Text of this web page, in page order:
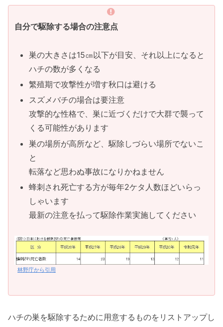
自分で駆除する場合の注意点
巣の大きさは15㎝以下が目安、それ以上になると
ハチの数が多くなる
繁殖期で攻撃性が増す秋口は避ける
スズメバチの場合は要注意
攻撃的な性格で、巣に近づくだけで大群で襲って
くる可能性があります
巣の場所が高所など、駆除しづらい場所でないこ
と
転落など思わぬ事故になりかねません
蜂刺され死亡する方が毎年2ケタ人数ほどいらっ
しゃいます
最新の注意を払って駆除作業実施してください
林野庁から引用
ハチの巣を駆除するために用意するものをリストアップし